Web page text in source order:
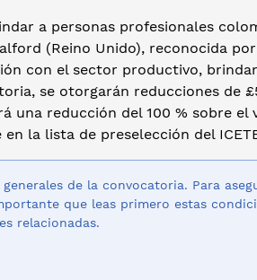
a personas profesionales
(Reino Unido), reconocida
con el sector productivo,
se otorgarán reducciones de
una reducción del 100 % sobre
la lista de preselección del
de la convocatoria. Para
que leas primero estas
relacionadas.